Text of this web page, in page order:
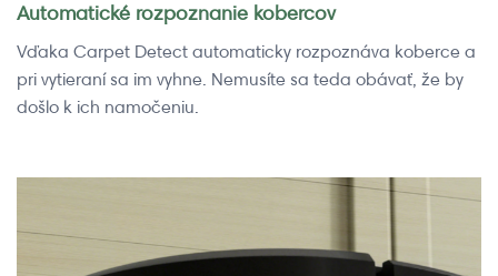
Automatické rozpoznanie kobercov
Vďaka Carpet Detect automaticky rozpoznáva koberce a
pri vytieraní sa im vyhne. Nemusíte sa teda obávať, že by
došlo k ich namočeniu.